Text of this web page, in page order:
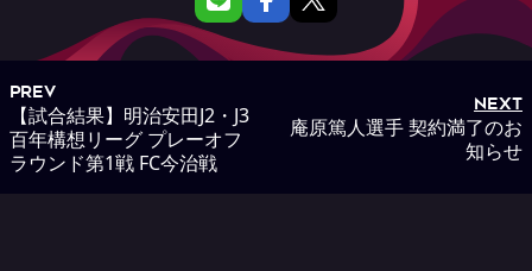
PREV
【試合結果】明治安田J2・J3
百年構想リーグ プレーオフ
ラウンド第1戦 FC今治戦
NEXT
庵原篤人選手 契約満了のお
知らせ